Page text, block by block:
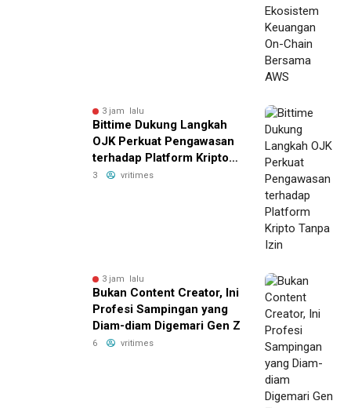
3 jam lalu
Bittime Dukung Langkah
OJK Perkuat Pengawasan
terhadap Platform Kripto
Tanpa Izin
3 vritimes
3 jam lalu
Bukan Content Creator, Ini
Profesi Sampingan yang
Diam-diam Digemari Gen Z
6 vritimes